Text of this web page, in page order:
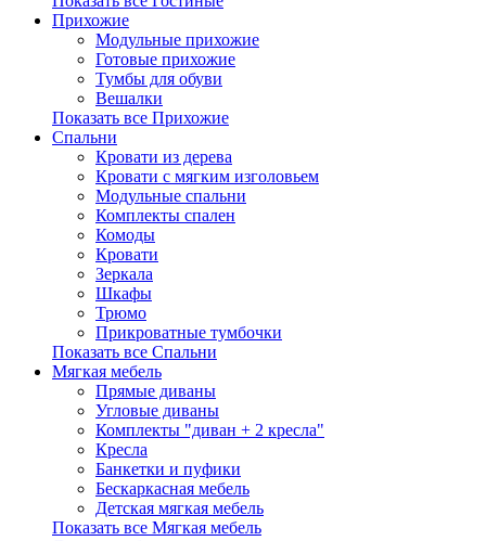
Прихожие
Модульные прихожие
Готовые прихожие
Тумбы для обуви
Вешалки
Показать все Прихожие
Спальни
Кровати из дерева
Кровати с мягким изголовьем
Модульные спальни
Комплекты спален
Комоды
Кровати
Зеркала
Шкафы
Трюмо
Прикроватные тумбочки
Показать все Спальни
Мягкая мебель
Прямые диваны
Угловые диваны
Комплекты "диван + 2 кресла"
Кресла
Банкетки и пуфики
Бескаркасная мебель
Детская мягкая мебель
Показать все Мягкая мебель